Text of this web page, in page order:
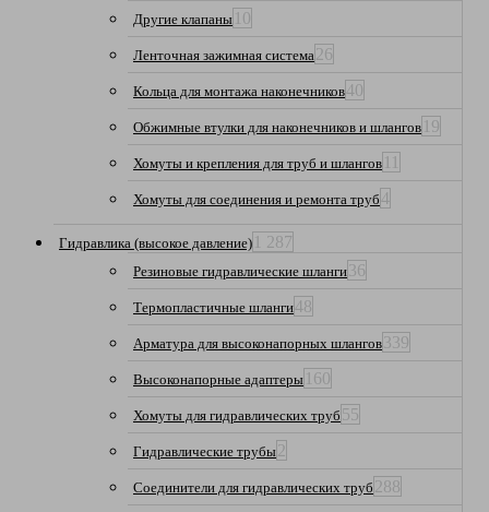
Другие клапаны 10
Ленточная зажимная система26
Кольца для монтажа наконечников40
Обжимные втулки для наконечников и шлангов 19
Хомуты и крепления для труб и шлангов 11
Хомуты для соединения и ремонта труб 4
Гидравлика (высокое давление) 1 287
Резиновые гидравлические шланги 36
Термопластичные шланги48
Арматура для высоконапорных шлангов 339
Высоконапорные адаптеры 160
Хомуты для гидравлических труб 55
Гидравлические трубы2
Соединители для гидравлических труб 288